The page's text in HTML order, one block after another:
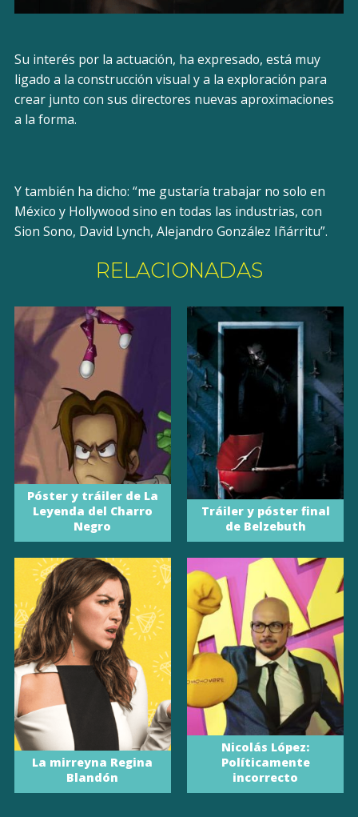
Su interés por la actuación, ha expresado, está muy
ligado a la construcción visual y a la exploración para
crear junto con sus directores nuevas aproximaciones
a la forma.
Y también ha dicho: “me gustaría trabajar no solo en
México y Hollywood sino en todas las industrias, con
Sion Sono, David Lynch, Alejandro González Iñárritu”.
RELACIONADAS
Póster y tráiler de La
Leyenda del Charro
Negro
Tráiler y póster final
de Belzebuth
La mirreyna Regina
Blandón
Nicolás López:
Políticamente
incorrecto